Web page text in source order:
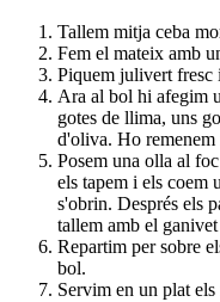
Tallem mitja ceba
Fem el mateix amb
Piquem julivert fresc
Ara al bol hi afegim
gotes de llima, uns
d'oliva. Ho remenem
Posem una olla al
els tapem i els coem
s'obrin. Després els
tallem amb el
Repartim per sobre
bol.
Servim en un plat